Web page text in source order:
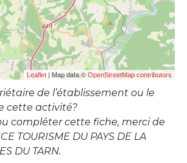
Leaflet | Map data © OpenStreetMap contributors
de l’établissement ou le
cette activité?
compléter cette fiche, merci de
TOURISME DU PAYS DE LA
DU TARN.